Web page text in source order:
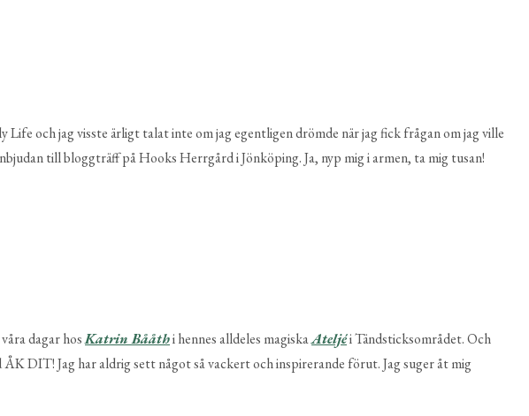
och jag visste ärligt talat inte om jag egentligen drömde när jag fick frågan om jag ville
till bloggträff på Hooks Herrgård i Jönköping. Ja, nyp mig i armen, ta mig tusan!
dagar hosKatrin Bååthi hennes alldeles magiskaAteljéi Tändsticksområdet. Och
DIT! Jag har aldrig sett något så vackert och inspirerande förut. Jag suger åt mig